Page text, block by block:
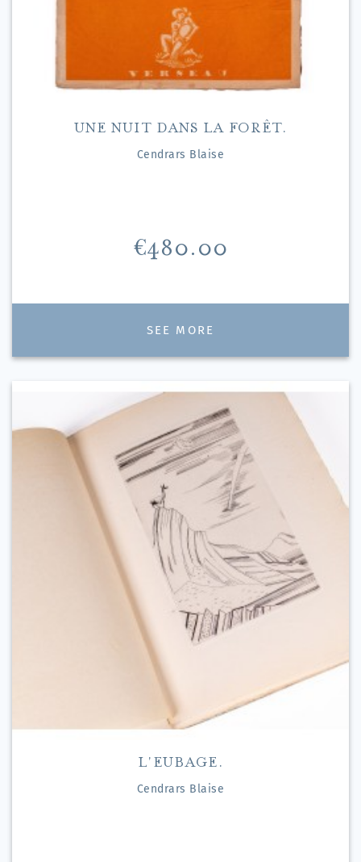
UNE NUIT DANS LA FORÊT.
Cendrars Blaise
Price
€480.00
SEE MORE
L'EUBAGE.
Cendrars Blaise